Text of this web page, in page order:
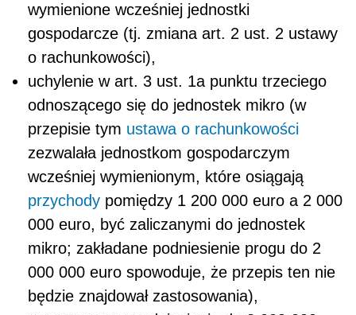
wymienione wcześniej jednostki
gospodarcze (tj. zmiana art. 2 ust. 2 ustawy
o rachunkowości),
uchylenie w art. 3 ust. 1a punktu trzeciego
odnoszącego się do jednostek mikro (w
przepisie tym ustawa o rachunkowości
zezwalała jednostkom gospodarczym
wcześniej wymienionym, które osiągają
przychody pomiędzy 1 200 000 euro a 2 000
000 euro, być zaliczanymi do jednostek
mikro; zakładane podniesienie progu do 2
000 000 euro spowoduje, że przepis ten nie
będzie znajdował zastosowania),